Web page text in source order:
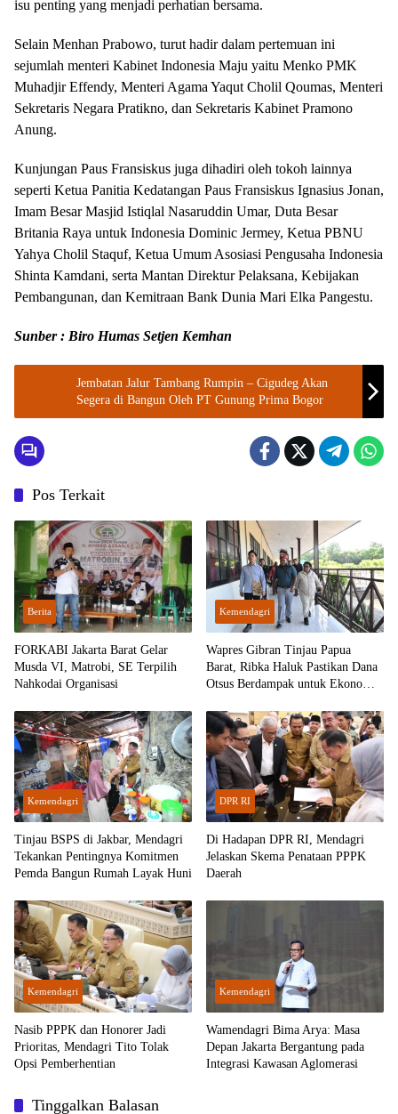
isu penting yang menjadi perhatian bersama.
Selain Menhan Prabowo, turut hadir dalam pertemuan ini
sejumlah menteri Kabinet Indonesia Maju yaitu Menko PMK
Muhadjir Effendy, Menteri Agama Yaqut Cholil Qoumas, Menteri
Sekretaris Negara Pratikno, dan Sekretaris Kabinet Pramono
Anung.
Kunjungan Paus Fransiskus juga dihadiri oleh tokoh lainnya
seperti Ketua Panitia Kedatangan Paus Fransiskus Ignasius Jonan,
Imam Besar Masjid Istiqlal Nasaruddin Umar, Duta Besar
Britania Raya untuk Indonesia Dominic Jermey, Ketua PBNU
Yahya Cholil Staquf, Ketua Umum Asosiasi Pengusaha Indonesia
Shinta Kamdani, serta Mantan Direktur Pelaksana, Kebijakan
Pembangunan, dan Kemitraan Bank Dunia Mari Elka Pangestu.
Sunber : Biro Humas Setjen Kemhan
Jembatan Jalur Tambang Rumpin – Cigudeg Akan
Segera di Bangun Oleh PT Gunung Prima Bogor
Pos Terkait
Berita
FORKABI Jakarta Barat Gelar
Musda VI, Matrobi, SE Terpilih
Nahkodai Organisasi
Kemendagri
Wapres Gibran Tinjau Papua
Barat, Ribka Haluk Pastikan Dana
Otsus Berdampak untuk Ekonomi
Kemendagri
Tinjau BSPS di Jakbar, Mendagri
Tekankan Pentingnya Komitmen
Pemda Bangun Rumah Layak Huni
DPR RI
Di Hadapan DPR RI, Mendagri
Jelaskan Skema Penataan PPPK
Daerah
Kemendagri
Nasib PPPK dan Honorer Jadi
Prioritas, Mendagri Tito Tolak
Opsi Pemberhentian
Kemendagri
Wamendagri Bima Arya: Masa
Depan Jakarta Bergantung pada
Integrasi Kawasan Aglomerasi
Tinggalkan Balasan